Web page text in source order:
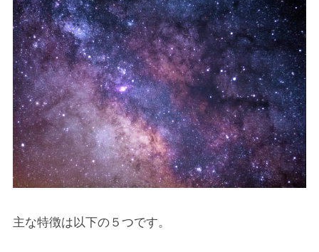
主な特徴は以下の５つです。